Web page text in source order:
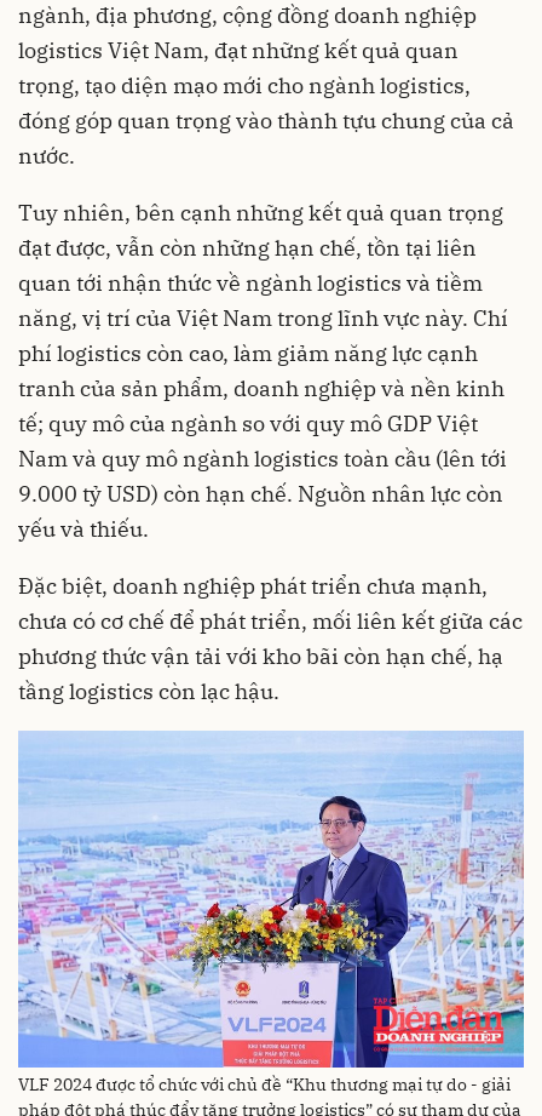
ngành, địa phương, cộng đồng doanh nghiệp
logistics Việt Nam, đạt những kết quả quan
trọng, tạo diện mạo mới cho ngành logistics,
đóng góp quan trọng vào thành tựu chung của cả
nước.
Tuy nhiên, bên cạnh những kết quả quan trọng
đạt được, vẫn còn những hạn chế, tồn tại liên
quan tới nhận thức về ngành logistics và tiềm
năng, vị trí của Việt Nam trong lĩnh vực này. Chí
phí logistics còn cao, làm giảm năng lực cạnh
tranh của sản phẩm, doanh nghiệp và nền kinh
tế; quy mô của ngành so với quy mô GDP Việt
Nam và quy mô ngành logistics toàn cầu (lên tới
9.000 tỷ USD) còn hạn chế. Nguồn nhân lực còn
yếu và thiếu.
Đặc biệt, doanh nghiệp phát triển chưa mạnh,
chưa có cơ chế để phát triển, mối liên kết giữa các
phương thức vận tải với kho bãi còn hạn chế, hạ
tầng logistics còn lạc hậu.
VLF 2024 được tổ chức với chủ đề “Khu thương mại tự do - giải
pháp đột phá thúc đẩy tăng trưởng logistics” có sự tham dự của